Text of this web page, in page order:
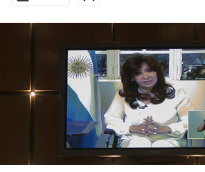
PODCAST
NEWSLETTER
I MIEI PREFERITI